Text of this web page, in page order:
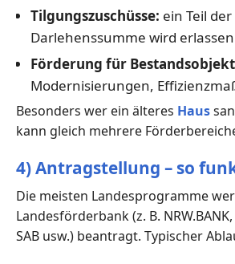
Tilgungszuschüsse: ein Teil der
Darlehenssumme wird erlassen
Förderung für
Modernisierungen,
Besonders wer ein älteres Haus
kann gleich mehrere
4) Antragstellung – so
Die meisten Landesprogramme
Landesförderbank (z. B.
SAB usw.) beantragt. Typischer